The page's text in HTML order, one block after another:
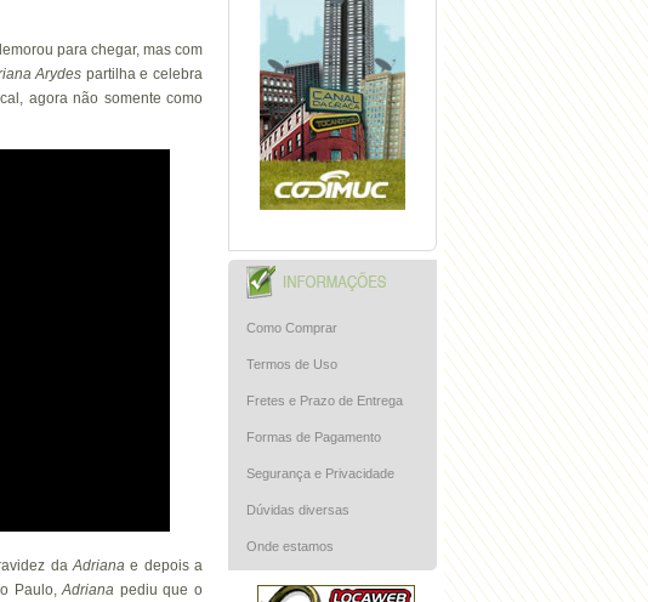
para chegar, mas com
Arydes partilha e celebra
agora não somente como
daAdriana e depois a
Paulo,Adriana pediu que o
Como Comprar
Termos de Uso
Fretes e Prazo de Entrega
Formas de Pagamento
Segurança e Privacidade
Dúvidas diversas
Onde estamos